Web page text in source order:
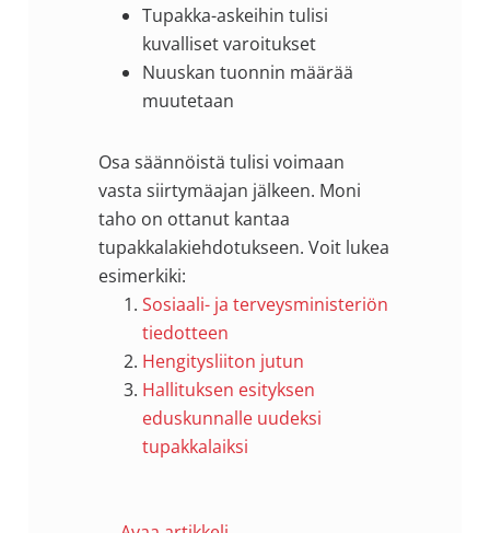
Tupakka-askeihin tulisi
kuvalliset varoitukset
Nuuskan tuonnin määrää
muutetaan
Osa säännöistä tulisi voimaan
vasta siirtymäajan jälkeen. Moni
taho on ottanut kantaa
tupakkalakiehdotukseen. Voit lukea
esimerkiki:
Sosiaali- ja terveysministeriön
tiedotteen
Hengitysliiton jutun
Hallituksen esityksen
eduskunnalle uudeksi
tupakkalaiksi